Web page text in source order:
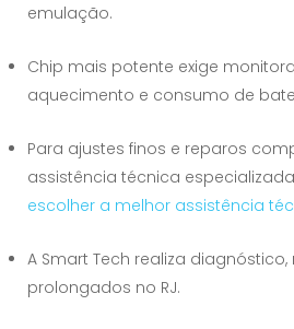
emulação.
Chip mais potente exige
aquecimento e consumo de
Para ajustes finos e reparos
assistência técnica
escolher a melhor assistência
A Smart Tech realiza
prolongados no RJ.